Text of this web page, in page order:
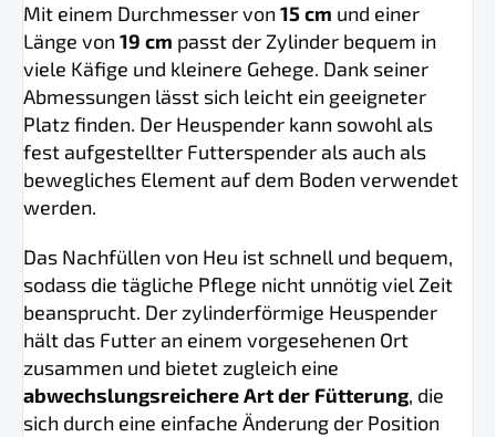
Mit einem Durchmesser von15 cm und einer
Länge von19 cm passt der Zylinder bequem in
viele Käfige und kleinere Gehege. Dank seiner
Abmessungen lässt sich leicht ein geeigneter
Platz finden. Der Heuspender kann sowohl als
fest aufgestellter Futterspender als auch als
bewegliches Element auf dem Boden verwendet
werden.
Das Nachfüllen von Heu ist schnell und bequem,
sodass die tägliche Pflege nicht unnötig viel Zeit
beansprucht. Der zylinderförmige Heuspender
hält das Futter an einem vorgesehenen Ort
zusammen und bietet zugleich eine
abwechslungsreichere Art der Fütterung, die
sich durch eine einfache Änderung der Position